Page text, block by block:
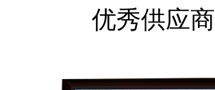
优秀供应商